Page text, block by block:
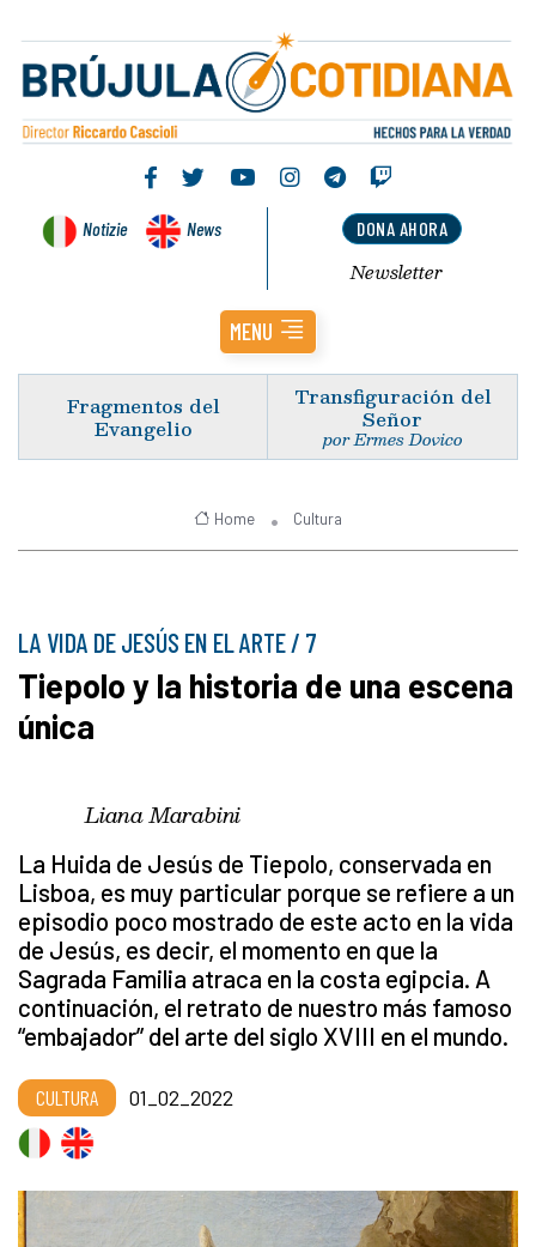
Notizie News DONA AHORA
Newsletter
MENU
Fragmentos del
Evangelio
Transfiguración del
Señor
por Ermes Dovico
Home Cultura
LA VIDA DE JESÚS EN EL ARTE / 7
Tiepolo y la historia de una escena
única
Liana Marabini
La Huida de Jesús de Tiepolo, conservada en
Lisboa, es muy particular porque se refiere a un
episodio poco mostrado de este acto en la vida
de Jesús, es decir, el momento en que la
Sagrada Familia atraca en la costa egipcia. A
continuación, el retrato de nuestro más famoso
“embajador” del arte del siglo XVIII en el mundo.
CULTURA 01_02_2022